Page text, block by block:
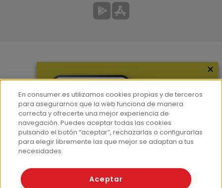
Hemeroteca
Contacto
Prensa
Corpus Lingüístico Consumer
© Fundación EROSKI
×
En consumer.es utilizamos cookies propias y de terceros
para asegurarnos que la web funciona de manera
correcta y ofrecerte una mejor experiencia de
navegación. Puedes aceptar todas las cookies
pulsando el botón “aceptar”, rechazarlas o configurarlas
para elegir libremente las que mejor se adaptan a tus
necesidades.
Aceptar